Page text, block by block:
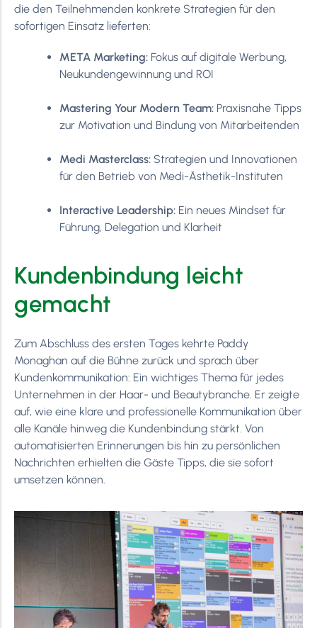
die den Teilnehmenden konkrete Strategien für den
sofortigen Einsatz lieferten:
META Marketing: Fokus auf digitale Werbung,
Neukundengewinnung und ROI
Mastering Your Modern Team: Praxisnahe Tipps
zur Motivation und Bindung von Mitarbeitenden
Medi Masterclass: Strategien und Innovationen
für den Betrieb von Medi-Ästhetik-Instituten
Interactive Leadership: Ein neues Mindset für
Führung, Delegation und Klarheit
Kundenbindung leicht
gemacht
Zum Abschluss des ersten Tages kehrte Paddy
Monaghan auf die Bühne zurück und sprach über
Kundenkommunikation: Ein wichtiges Thema für jedes
Unternehmen in der Haar- und Beautybranche. Er zeigte
auf, wie eine klare und professionelle Kommunikation über
alle Kanäle hinweg die Kundenbindung stärkt. Von
automatisierten Erinnerungen bis hin zu persönlichen
Nachrichten erhielten die Gäste Tipps, die sie sofort
umsetzen können.